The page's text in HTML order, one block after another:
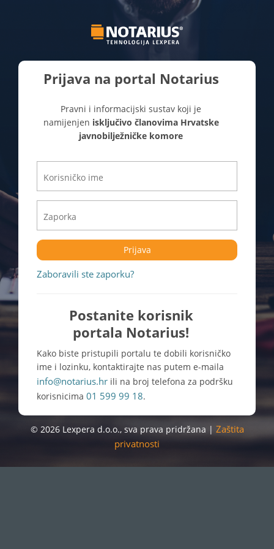
Prijava na portal Notarius
Pravni i informacijski sustav koji je
namijenjen isključivo članovima Hrvatske
javnobilježničke komore
Prijava
Zaboravili ste zaporku?
Postanite korisnik
portala Notarius!
Kako biste pristupili portalu te dobili korisničko
ime i lozinku, kontaktirajte nas putem e-maila
info@notarius.hr ili na broj telefona za podršku
korisnicima 01 599 99 18.
© 2026 Lexpera d.o.o., sva prava pridržana | Zaštita
privatnosti